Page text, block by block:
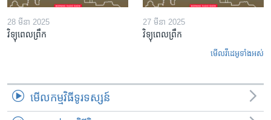
28 មីនា 2025
វិទ្យុពេលព្រឹក
27 មីនា 2025
វិទ្យុពេលព្រឹក
មើល​វីដេអូ​ទាំង​អស់
មើល​កម្មវិធី​ទូរទស្សន៍